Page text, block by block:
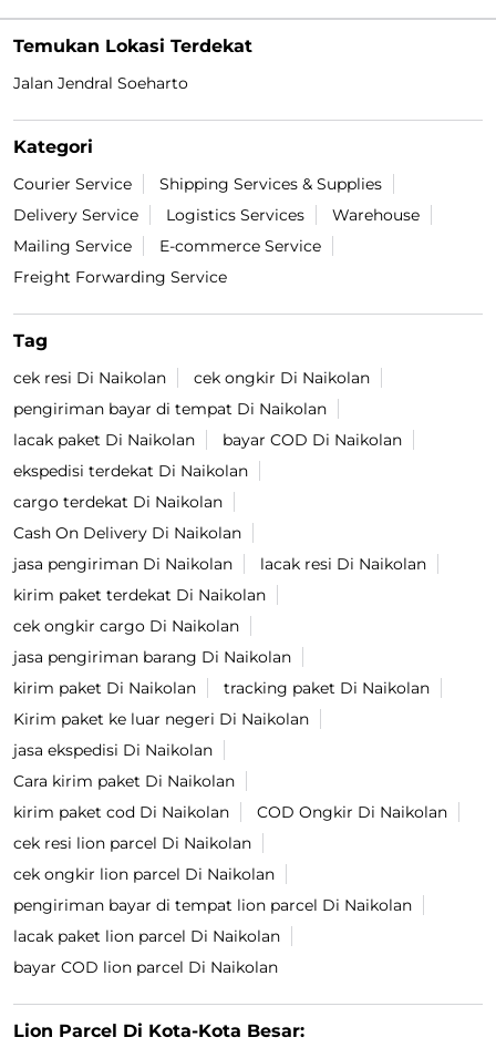
Temukan Lokasi Terdekat
Jalan Jendral Soeharto
Kategori
Courier Service
Shipping Services & Supplies
Delivery Service
Logistics Services
Warehouse
Mailing Service
E-commerce Service
Freight Forwarding Service
Tag
cek resi Di Naikolan
cek ongkir Di Naikolan
pengiriman bayar di tempat Di Naikolan
lacak paket Di Naikolan
bayar COD Di Naikolan
ekspedisi terdekat Di Naikolan
cargo terdekat Di Naikolan
Cash On Delivery Di Naikolan
jasa pengiriman Di Naikolan
lacak resi Di Naikolan
kirim paket terdekat Di Naikolan
cek ongkir cargo Di Naikolan
jasa pengiriman barang Di Naikolan
kirim paket Di Naikolan
tracking paket Di Naikolan
Kirim paket ke luar negeri Di Naikolan
jasa ekspedisi Di Naikolan
Cara kirim paket Di Naikolan
kirim paket cod Di Naikolan
COD Ongkir Di Naikolan
cek resi lion parcel Di Naikolan
cek ongkir lion parcel Di Naikolan
pengiriman bayar di tempat lion parcel Di Naikolan
lacak paket lion parcel Di Naikolan
bayar COD lion parcel Di Naikolan
Lion Parcel Di Kota-Kota Besar: